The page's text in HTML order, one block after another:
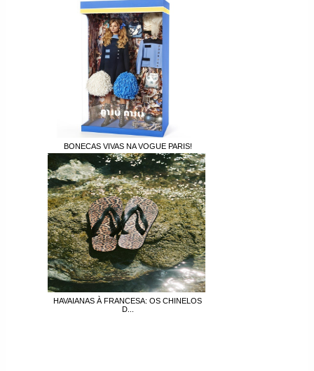
BONECAS VIVAS NA VOGUE PARIS!
HAVAIANAS À FRANCESA: OS CHINELOS
D...